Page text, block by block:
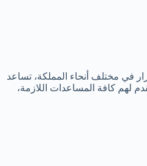
في مختلف أنحاء المملكة، تساعد
لهم كافة المساعدات اللازمة،